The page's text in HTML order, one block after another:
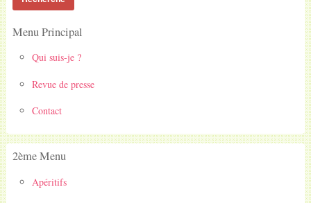
Menu Principal
Qui suis-je ?
Revue de presse
Contact
2ème Menu
Apéritifs